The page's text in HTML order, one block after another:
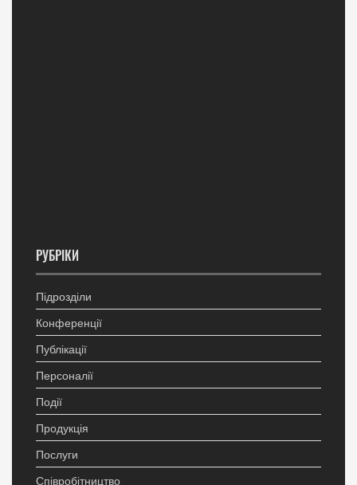
РУБРІКИ
Підрозділи
Конференції
Публікації
Персоналії
Події
Продукція
Послуги
Співробітництво